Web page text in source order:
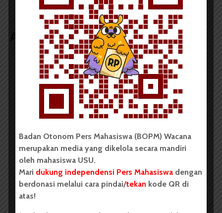
Kampus
Artikel terkait lain
BERITA KAMPUS
BPDP Sosialisasikan Lomba Riset
Mahasiswa 2026, Dorong Inovasi
Penelitian dalam Sektor
Perkebunan
...
Redaksi 2 menit waktu baca
Badan Otonom Pers Mahasiswa (BOPM) Wacana
merupakan media yang dikelola secara mandiri
oleh mahasiswa USU.
Mari dukung independensi Pers Mahasiswa dengan
berdonasi melalui cara pindai/tekan kode QR di
atas!